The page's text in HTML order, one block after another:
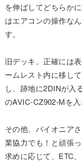
を伸ばしてどちらか
はエアコンの操作な
す。
旧デッキ。正確には
ームレスト内に移し
し、跡地に2DINが入
のAVIC-CZ902-Mを入
その他、パイオニア
業協力でも！と頑張
求めに応じて、ETC